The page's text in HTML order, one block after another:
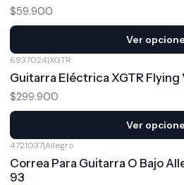
$59.900
Ver
6937024|XGTR
Guitarra Eléctrica XGTR Flying
$299.900
Ver
4721037|Allegro
Correa Para Guitarra O Bajo
93